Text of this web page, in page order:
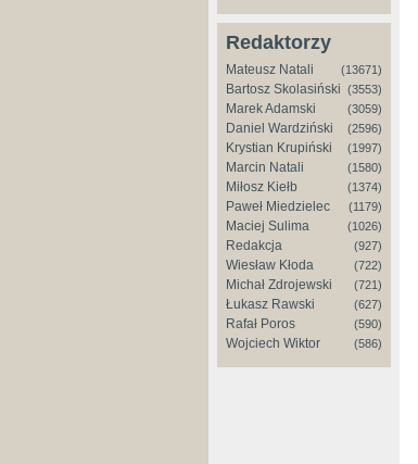
Redaktorzy
Mateusz Natali (13671)
Bartosz Skolasiński (3553)
Marek Adamski (3059)
Daniel Wardziński (2596)
Krystian Krupiński (1997)
Marcin Natali (1580)
Miłosz Kiełb (1374)
Paweł Miedzielec (1179)
Maciej Sulima (1026)
Redakcja (927)
Wiesław Kłoda (722)
Michał Zdrojewski (721)
Łukasz Rawski (627)
Rafał Poros (590)
Wojciech Wiktor (586)